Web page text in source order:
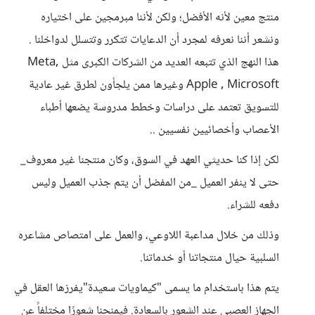
منتج معين لأنه الأفضل؛ ولكن لأننا مبرمجين على اختياره
ونشعر أننا نعرفه لمجرد أن الدعايات تتكرر وتتسلل لدواخلنا .
هذا النهج الذي تتبعه العديد من الشركات الكبرى مثل Meta,
Apple , Microsoft وغيرها ممن يلجأون لطرق غير عادية
للتسويق تعتمد على دراسات وخطط مدروسة يضعها أطباء
الأعصاب وأخصائيين نفسيين ..
لكن إذا كنا حديثي العهد في السوق، وكان منتجنا غير معروف_
حتى لا ينفر العميل _من المفضل أن يتم جذب العميل وليس
دفعه للشراء.
وذلك من خلال مداعبة اللاوعي، والعمل على امتصاص مشاعره
السلبية حيال منتجاتنا أو خدماتنا.
يتم هذا باستخدام ما يسمى "كيماويات سعيدة"يفرزها العقل في